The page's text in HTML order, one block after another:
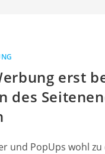
erst
des
und PopUps wohl zu